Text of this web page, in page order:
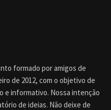
formado por amigos de
de 2012, com o objetivo de
e informativo. Nossa intenção
de ideias. Não deixe de